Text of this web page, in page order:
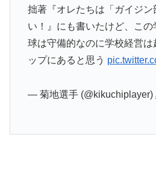
拙著『オレたちは「ガイジ
い！』にも書いたけど、こ
球は守備的なのに学校経営は
ップにあると思う
— 菊地選手 (@kikuchiplayer)